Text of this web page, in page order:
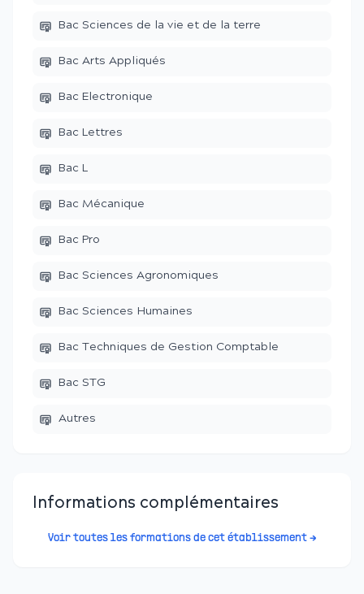
Bac Sciences de la vie et de la terre
Bac Arts Appliqués
Bac Electronique
Bac Lettres
Bac L
Bac Mécanique
Bac Pro
Bac Sciences Agronomiques
Bac Sciences Humaines
Bac Techniques de Gestion Comptable
Bac STG
Autres
Informations complémentaires
Voir toutes les formations de cet établissement →